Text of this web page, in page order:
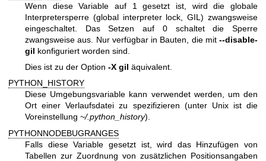
Wenn diese Variable auf 1 gesetzt ist, wird die globale
Interpretersperre (global interpreter lock, GIL) zwangsweise
eingeschaltet. Das Setzen auf 0 schaltet die Sperre
zwangsweise aus. Nur verfügbar in Bauten, die mit --disable-
gil konfiguriert worden sind.
Dies ist zu der Option -X gil äquivalent.
PYTHON_HISTORY
Diese Umgebungsvariable kann verwendet werden, um den
Ort einer Verlaufsdatei zu spezifizieren (unter Unix ist die
Voreinstellung ~/.python_history).
PYTHONNODEBUGRANGES
Falls diese Variable gesetzt ist, wird das Hinzufügen von
Tabellen zur Zuordnung von zusätzlichen Positionsangaben